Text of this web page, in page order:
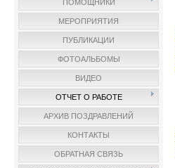
ПОМОЩНИКИ
МЕРОПРИЯТИЯ
ПУБЛИКАЦИИ
ФОТОАЛЬБОМЫ
ВИДЕО
ОТЧЕТ О РАБОТЕ
АРХИВ ПОЗДРАВЛЕНИЙ
КОНТАКТЫ
ОБРАТНАЯ СВЯЗЬ